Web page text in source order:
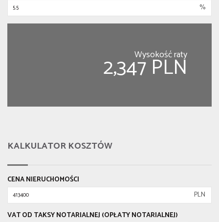
%
Wysokość raty
2,347 PLN
KALKULATOR KOSZTÓW
CENA NIERUCHOMOŚCI
PLN
VAT OD TAKSY NOTARIALNEJ (OPŁATY NOTARIALNEJ)